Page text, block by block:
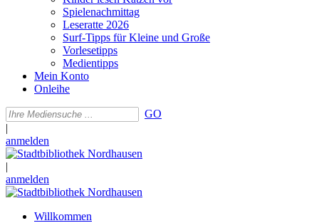
Spielenachmittag
Leseratte 2026
Surf-Tipps für Kleine und Große
Vorlesetipps
Medientipps
Mein Konto
Onleihe
GO
|
anmelden
|
anmelden
Willkommen